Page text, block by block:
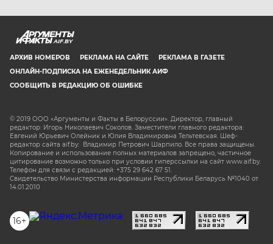
AIF.BY
АРХИВ НОМЕРОВ РЕКЛАМА НА САЙТЕ
РЕКЛАМА В ГАЗЕТЕ
ОНЛАЙН-ПОДПИСКА НА ЕЖЕНЕДЕЛЬНИК АИФ
СООБЩИТЬ В РЕДАКЦИЮ ОБ ОШИБКЕ
© 2019 ООО «Аргументы и Факты в Белоруссии». Директор, главный
редактор: Игорь Николаевич Соколов. Заместители главного редактора:
Евгений Юрьевич Олейник и Юлия Владимировна Тельтевская. Шеф-
редактор сайта aif.by: Владимир Петрович Шарпило. Все права защищены.
Копирование и использование полных материалов запрещено, частичное
цитирование возможно только при условии гиперссылки на сайт www.aif.by.
Телефон для связи с редакцией: +375 29 642 67 51.
Свидетельство Министерства информации Республики Беларусь №1040 от
14.01.2010
16+